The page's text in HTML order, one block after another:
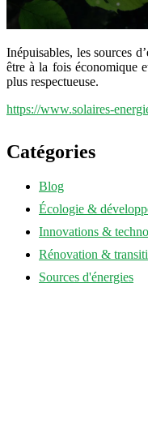
Inépuisables, les sources
être à la fois économique
plus respectueuse.
https://www.solaires-
Catégories
Blog
Écologie &
Innovations &
Rénovation &
Sources d'énergies